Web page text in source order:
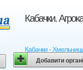
Кабачки.
Кабачки -
Добавити